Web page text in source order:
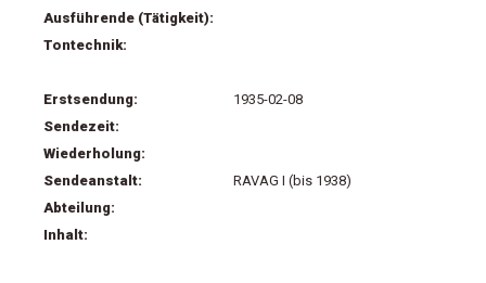
Ausführende (Tätigkeit):
Tontechnik:
Erstsendung:
1935-02-08
Sendezeit:
Wiederholung:
Sendeanstalt:
RAVAG I (bis 1938)
Abteilung:
Inhalt: